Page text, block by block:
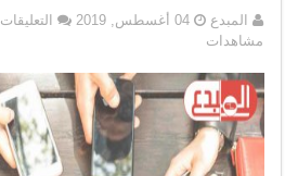
المبدع 04 أغسطس, 2019 التعليقات
مشاهدات